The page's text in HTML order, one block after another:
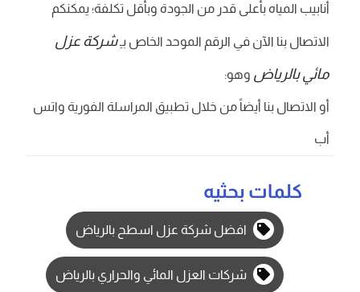
أنابيب المياه بأعلى قدر من الجودة وبأقل تكلفة؛ يمكنكم
الاتصال بنا الآن في الرقم الموحد الخاص بـِشركة عزل
مائي بالرياض وهو:
أو الاتصال بنا أيضاً من خلال تطبيق المراسلة الفورية واتس
أب
كلمات بحثيه
افضل شركة عزل اسطح بالرياض
شركات العزل المائي والحراري بالرياض